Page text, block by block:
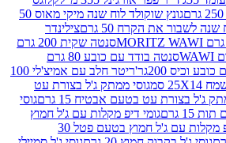
גונץ שוקולד לוח שנה מיקי מאוס 50
צילינדר
סנטה שקית 200 גרם
סנטה בודד עם כובע 80 גרם
ריטר חלב עם אמיצ'לי 100
גוסי ממתק ג'ל בצורת עט
בטעם אבטיח 15 גרם
גוסי
גומי דיפ מקלות עם ג'ל חמוץ
גומי דיפ מקלות עם ג'ל חמוץ בטעם פטל 30